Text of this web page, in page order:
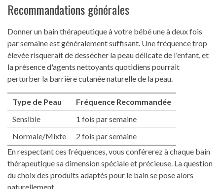
Recommandations générales
Donner un bain thérapeutique à votre bébé une à deux fois
par semaine est généralement suffisant. Une fréquence trop
élevée risquerait de dessécher la peau délicate de l'enfant, et
la présence d'agents nettoyants quotidiens pourrait
perturber la barrière cutanée naturelle de la peau.
Type de Peau
Fréquence Recommandée
Sensible
1 fois par semaine
Normale/Mixte
2 fois par semaine
En respectant ces fréquences, vous conférerez à chaque bain
thérapeutique sa dimension spéciale et précieuse. La question
du choix des produits adaptés pour le bain se pose alors
naturellement.